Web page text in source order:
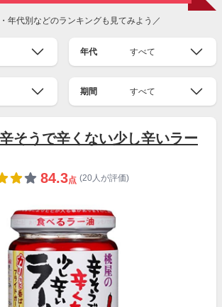
年代別などのランキングも見てみよう／
年代 すべて
期間 すべて
そうで辛くない少し辛いラー
84.3点 (20人が評価)